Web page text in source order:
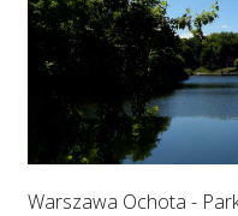
Warszawa Ochota -